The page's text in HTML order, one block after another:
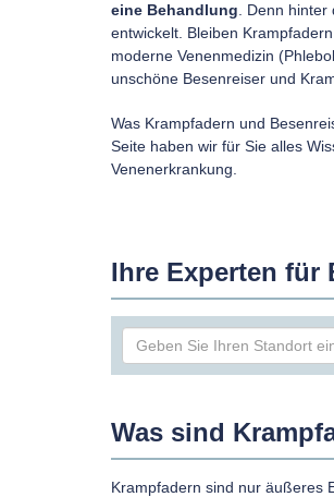
eine Behandlung . Denn
entwickelt. Bleiben
moderne Venenmedizin
unschöne Besenreiser und
Was Krampfadern und
Seite haben wir für Sie alles
Venenerkrankung.
Ihre Experten für
Was sind
Krampfadern sind nur äußeres